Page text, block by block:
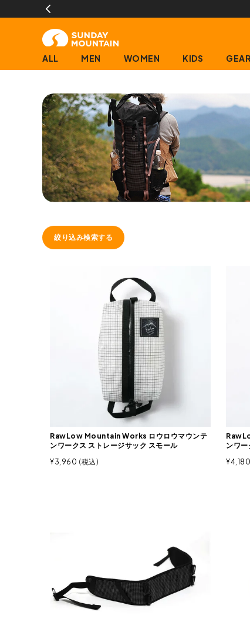
ALL MEN WOMEN KIDS GEAR
絞り込み検索する
RawLow Mountain Works ロウロウマウンテ
ンワークス ストレージサック スモール
¥3,960 税込
ンワー
¥4,180